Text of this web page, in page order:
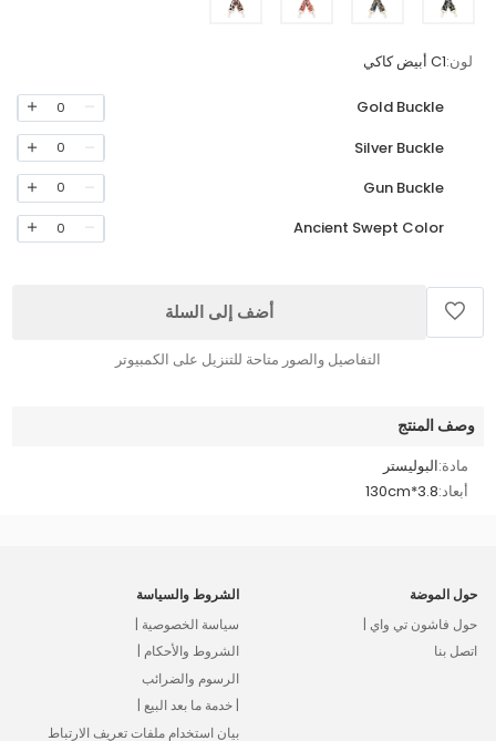
لون:C1 أبيض كاكي
Gold Buckle
0
Silver Buckle
0
Gun Buckle
0
Ancient Swept Color
0
أضف إلى السلة
التفاصيل والصور متاحة للتنزيل على الكمبيوتر
وصف المنتج
مادة:البوليستر
أبعاد:3.8*130cm
حول الموضة
حول فاشون تي واي |
اتصل بنا
الشروط والسياسة
سياسة الخصوصية |
الشروط والأحكام |
الرسوم والضرائب
| خدمة ما بعد البيع |
بيان استخدام ملفات تعريف الارتباط